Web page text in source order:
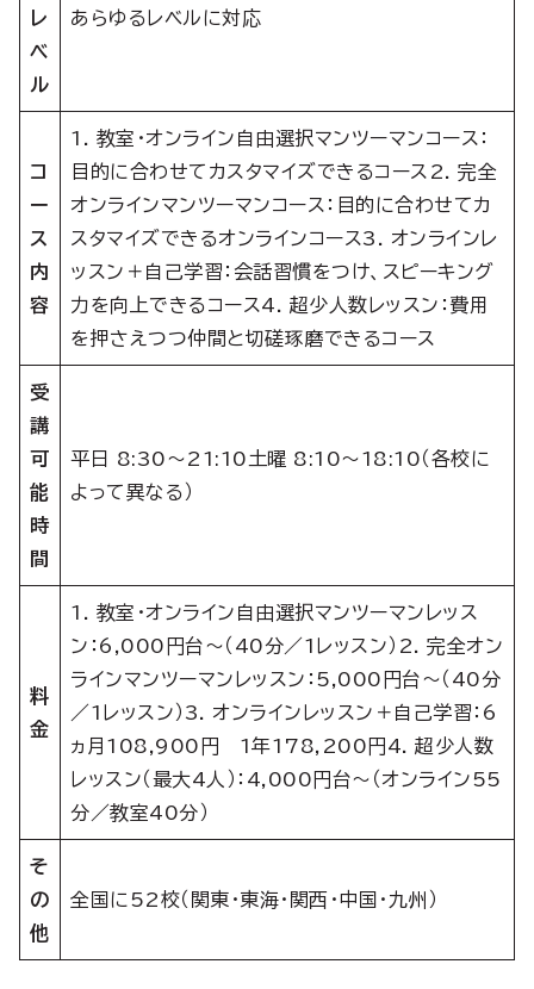
レ
ベ
ル
あらゆるレベルに対応
コ
ー
ス
内
容
1. 教室・オンライン自由選択マンツーマンコース：
目的に合わせてカスタマイズできるコース2. 完全
オンラインマンツーマンコース：目的に合わせてカ
スタマイズできるオンラインコース3. オンラインレ
ッスン＋自己学習：会話習慣をつけ、スピーキング
力を向上できるコース4. 超少人数レッスン：費用
を押さえつつ仲間と切磋琢磨できるコース
受
講
可
能
時
間
平日 8:30〜21:10土曜 8:10〜18:10（各校に
よって異なる）
料
金
1. 教室・オンライン自由選択マンツーマンレッス
ン：6,000円台〜（40分／1レッスン）2. 完全オン
ラインマンツーマンレッスン：5,000円台〜（40分
／1レッスン）3. オンラインレッスン＋自己学習：6
ヵ月108,900円 1年178,200円4. 超少人数
レッスン（最大4人）：4,000円台〜（オンライン55
分／教室40分）
そ
の
他
全国に52校（関東・東海・関西・中国・九州）